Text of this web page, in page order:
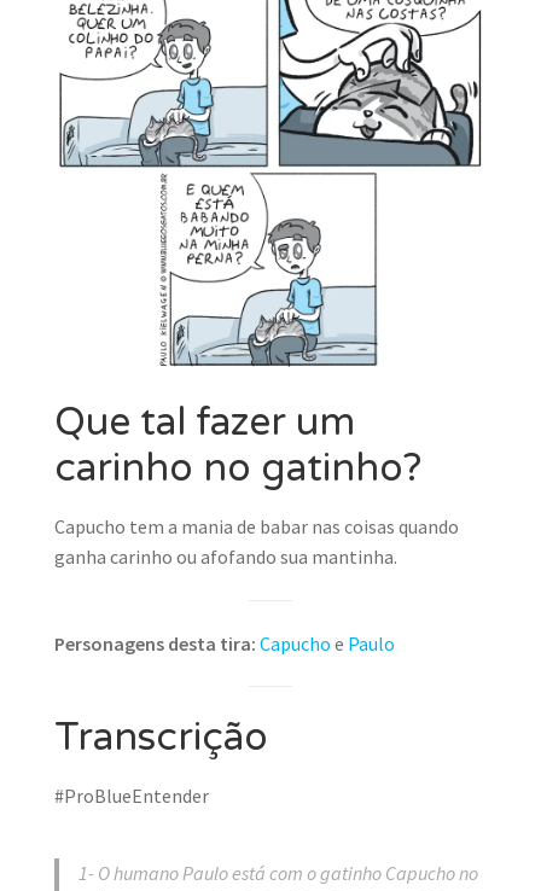
MINHA CONTA
Search
Search Button
Que tal fazer um
carinho no gatinho?
Capucho tem a mania de babar nas coisas quando
ganha carinho ou afofando sua mantinha.
Personagens desta tira: Capucho e Paulo
Transcrição
#ProBlueEntender
1- O humano Paulo está com o gatinho Capucho no